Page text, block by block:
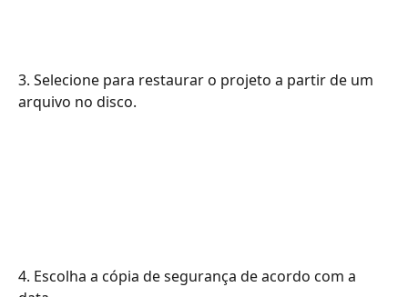
3. Selecione para restaurar o projeto a partir de um
arquivo no disco.
4. Escolha a cópia de segurança de acordo com a